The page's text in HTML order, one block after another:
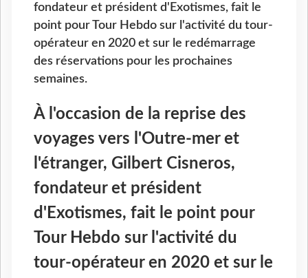
fondateur et président d'Exotismes, fait le
point pour Tour Hebdo sur l'activité du tour-
opérateur en 2020 et sur le redémarrage
des réservations pour les prochaines
semaines.
À l'occasion de la reprise des
voyages vers l'Outre-mer et
l'étranger, Gilbert Cisneros,
fondateur et président
d'Exotismes, fait le point pour
Tour Hebdo sur l'activité du
tour-opérateur en 2020 et sur le